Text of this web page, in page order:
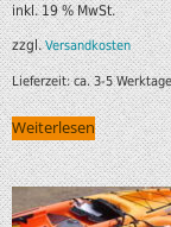
inkl. 19 % MwSt.
zzgl.Versandkosten
Lieferzeit:ca. 3-5 Werktage
Weiterlesen